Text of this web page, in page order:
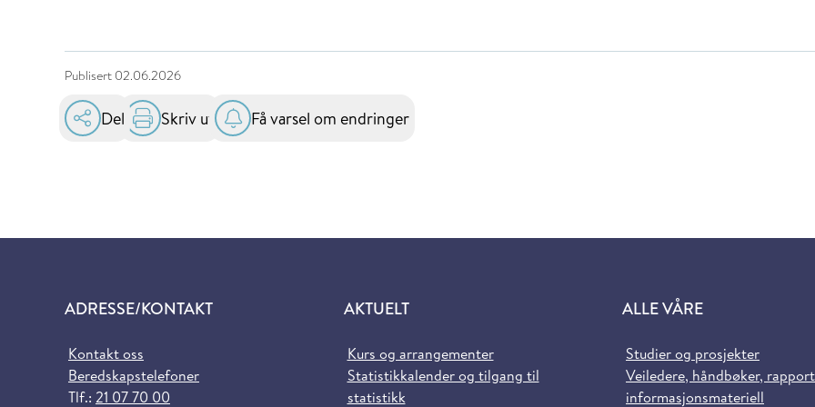
Publisert 02.06.2026
Del Skriv ut Få varsel om endringer
ADRESSE/KONTAKT
Kontakt oss
Beredskapstelefoner
Tlf.: 21 07 70 00
AKTUELT
Kurs og arrangementer
Statistikkalender og tilgang til
statistikk
ALLE VÅRE
Studier og prosjekter
Veiledere, håndbøker,
informasjonsmateriell